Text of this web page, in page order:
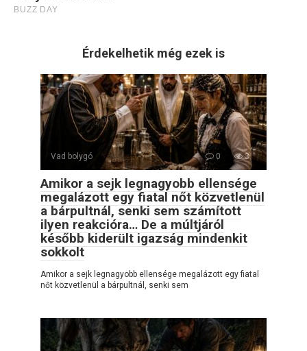
Érdekelhetik még ezek is
Vad bolygó 0 3
Amikor a sejk legnagyobb ellensége
megalázott egy fiatal nőt közvetlenül
a bárpultnál, senki sem számított
ilyen reakcióra… De a múltjáról
később kiderült igazság mindenkit
sokkolt
Amikor a sejk legnagyobb ellensége megalázott egy fiatal
nőt közvetlenül a bárpultnál, senki sem